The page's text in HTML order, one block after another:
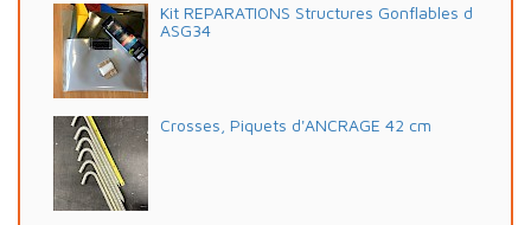
Kit REPARATIONS Structures Gonflables d
ASG34
Crosses, Piquets d'ANCRAGE 42 cm